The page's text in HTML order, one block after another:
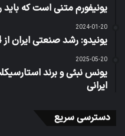
یونیفورم متنی است که
2024-01-20
یونیدو: رشد صنعتی ایران از 164 کشور جهان بیشتر شد
2025-05-20
یونس نبئی و برند
ایرانی
دسترسی سریع